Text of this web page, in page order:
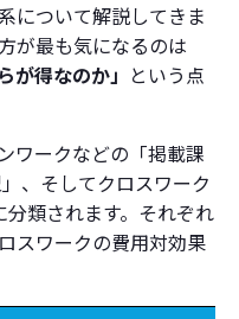
について解説してきま
が最も気になるのは
が得なのか」 という点
ワークなどの「掲載課
、そしてクロスワーク
類されます。それぞれ
スワークの費用対効果